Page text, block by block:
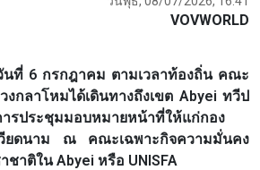
VOVWORLD
วันที่ 6 กรกฎาคม ตามเวลาท้องถิ่น คณะ
งกลาโหมได้เดินทางถึงเขต Abyei ทวีป
ารประชุมมอบหมายหน้าที่ให้แก่กอง
วียดนาม ณ คณะเฉพาะกิจความมั่นคง
าติใน Abyei หรือ UNISFA